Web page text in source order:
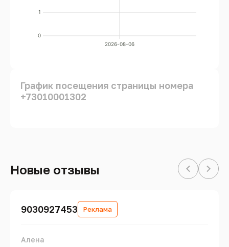
0
1
2026-08-06
График посещения страницы номера
+73010001302
Новые отзывы
9030927453 Реклама
Алена